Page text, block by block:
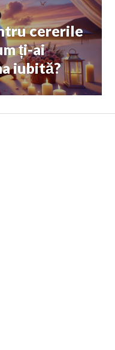
cererile
ți-ai
iubită?